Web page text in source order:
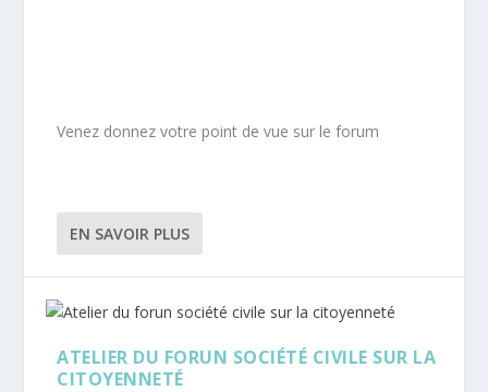
Venez donnez votre point de vue sur le forum
EN SAVOIR PLUS
ATELIER DU FORUN SOCIÉTÉ CIVILE SUR LA
CITOYENNETÉ